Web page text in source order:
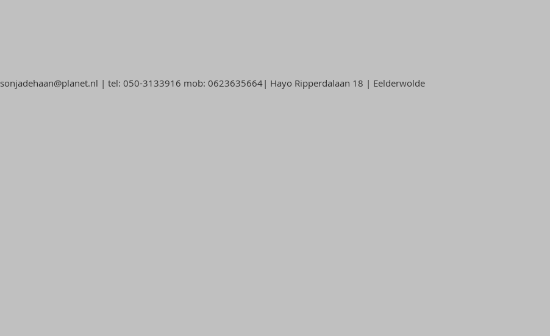
sonjadehaan@planet.nl | tel: 050-3133916 mob: 0623635664| Hayo Ripperdalaan 18 | Eelderwolde